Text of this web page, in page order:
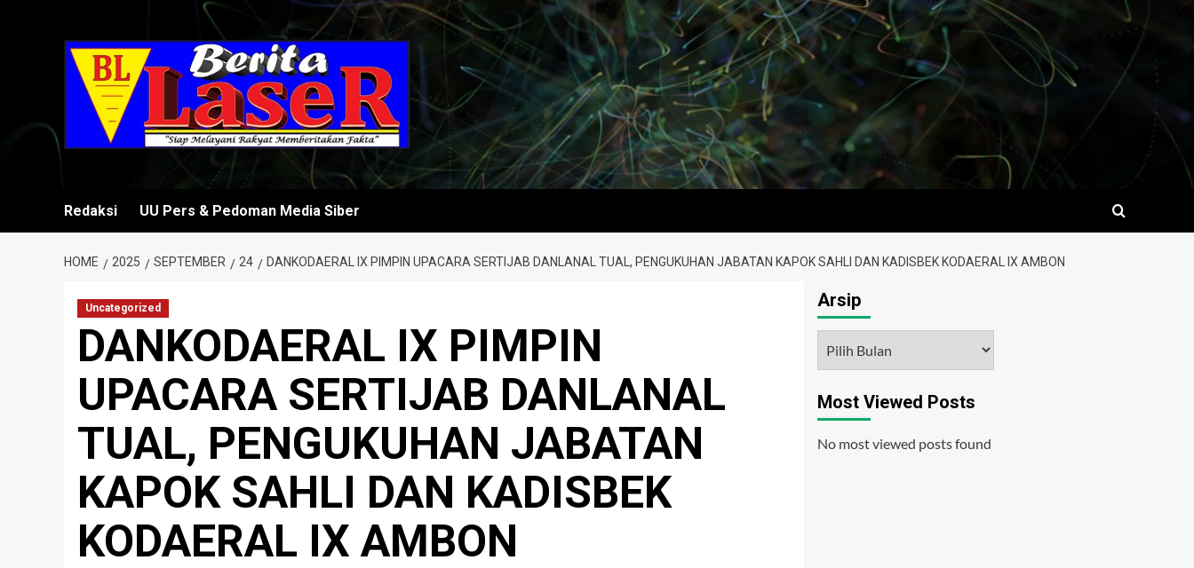
Redaksi UU Pers & Pedoman Media Siber
HOME 2025 SEPTEMBER 24 DANKODAERAL IX PIMPIN UPACARA SERTIJAB DANLANAL TUAL, PENGUKUHAN JABATAN KAPOK SAHLI DAN KADISBEK KODAERAL IX AMBON
Uncategorized
DANKODAERAL IX PIMPIN
UPACARA SERTIJAB DANLANAL
TUAL, PENGUKUHAN JABATAN
KAPOK SAHLI DAN KADISBEK
KODAERAL IX AMBON
Arsip
Most Viewed Posts
No most viewed posts found